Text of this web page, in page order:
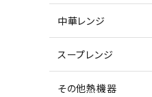
中華レンジ
スープレンジ
その他熱機器